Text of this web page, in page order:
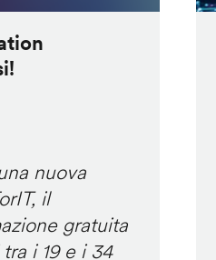
nuova
il
gratuita
i 19 e i 34